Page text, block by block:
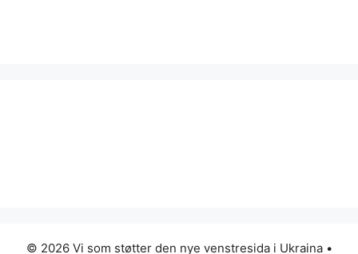
© 2026 Vi som støtter den nye venstresida i Ukraina•